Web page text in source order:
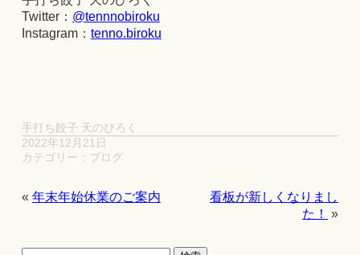
Twitter： @tennnobiroku
Instagram： tenno.biroku
手打ち餃子 天のびろく
2022年12月21日
カテゴリー： ブログ
« 年末年始休業のご案内
看板が新しくなりまし
た！
»